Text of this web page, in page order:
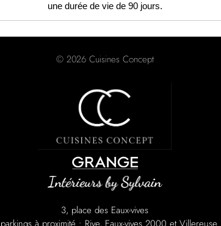
une durée de vie de 90 jours.
© 2026 Cuisines Concept
3, place des Eaux-vives